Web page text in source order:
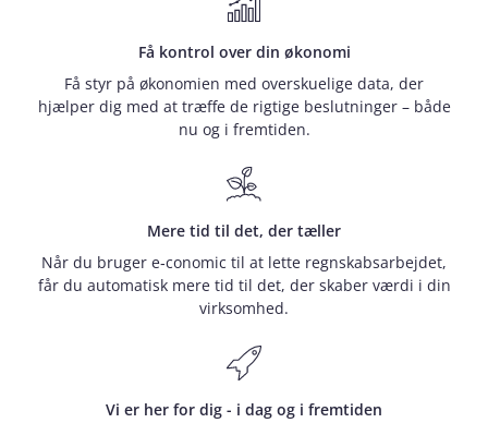
Få kontrol over din økonomi
Få styr på økonomien med overskuelige data, der
hjælper dig med at træffe de rigtige beslutninger – både
nu og i fremtiden.
Mere tid til det, der tæller
Når du bruger e‑conomic til at lette regnskabsarbejdet,
får du automatisk mere tid til det, der skaber værdi i din
virksomhed.
Vi er her for dig - i dag og i fremtiden